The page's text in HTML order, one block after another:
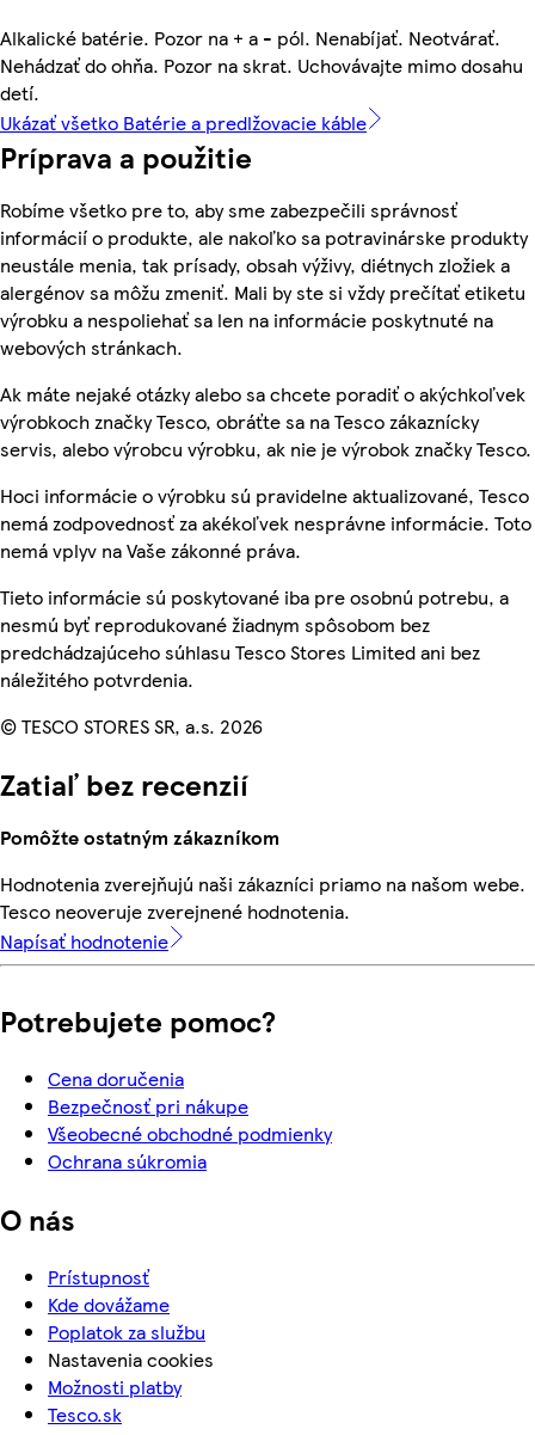
Alkalické batérie. Pozor na + a - pól. Nenabíjať. Neotvárať.
Nehádzať do ohňa. Pozor na skrat. Uchovávajte mimo dosahu
detí.
Ukázať všetko Batérie a predlžovacie káble
Príprava a použitie
Robíme všetko pre to, aby sme zabezpečili správnosť
informácií o produkte, ale nakoľko sa potravinárske produkty
neustále menia, tak prísady, obsah výživy, diétnych zložiek a
alergénov sa môžu zmeniť. Mali by ste si vždy prečítať etiketu
výrobku a nespoliehať sa len na informácie poskytnuté na
webových stránkach.
Ak máte nejaké otázky alebo sa chcete poradiť o akýchkoľvek
výrobkoch značky Tesco, obráťte sa na Tesco zákaznícky
servis, alebo výrobcu výrobku, ak nie je výrobok značky Tesco.
Hoci informácie o výrobku sú pravidelne aktualizované, Tesco
nemá zodpovednosť za akékoľvek nesprávne informácie. Toto
nemá vplyv na Vaše zákonné práva.
Tieto informácie sú poskytované iba pre osobnú potrebu, a
nesmú byť reprodukované žiadnym spôsobom bez
predchádzajúceho súhlasu Tesco Stores Limited ani bez
náležitého potvrdenia.
© TESCO STORES SR, a.s. 2026
Zatiaľ bez recenzií
Pomôžte ostatným zákazníkom
Hodnotenia zverejňujú naši zákazníci priamo na našom webe.
Tesco neoveruje zverejnené hodnotenia.
Napísať hodnotenie
Potrebujete pomoc?
Cena doručenia
Bezpečnosť pri nákupe
Všeobecné obchodné podmienky
Ochrana súkromia
O nás
Prístupnosť
Kde dovážame
Poplatok za službu
Nastavenia cookies
Možnosti platby
Tesco.sk